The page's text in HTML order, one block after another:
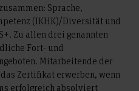
Sprache,
(IKHK)/Diversität und
Zu allen drei genannten
Fort- und
Mitarbeitende der
Zertifikat erwerben, wenn
erfolgreich absolviert